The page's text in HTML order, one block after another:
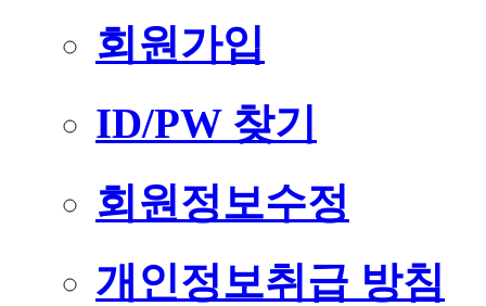
회원가입
ID/PW 찾기
회원정보수정
개인정보취급 방침